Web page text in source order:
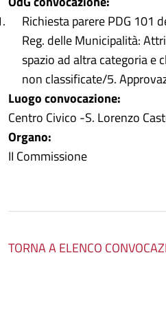
Richiesta parere PDG 101
Reg. delle Municipalità:
spazio ad altra categoria e
non classificate/5.
Luogo convocazione:
Centro Civico -S. Lorenzo
Organo:
II Commissione
TORNA A ELENCO